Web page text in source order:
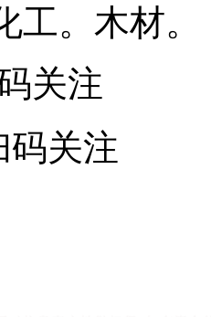
工。木材。
关注
码关注